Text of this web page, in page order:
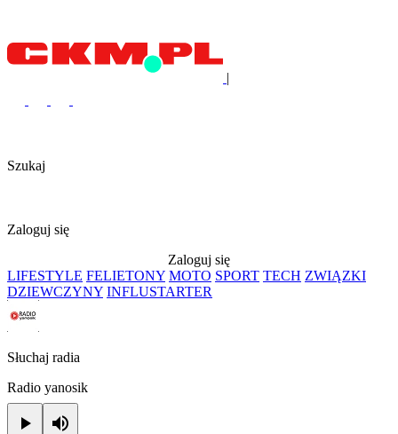
|
Szukaj
Zaloguj się
Zaloguj się
LIFESTYLE FELIETONY MOTO SPORT TECH ZWIĄZKI
DZIEWCZYNY INFLUSTARTER
Słuchaj radia
Radio yanosik
Play